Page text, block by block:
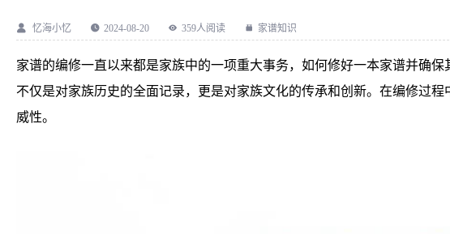
忆海小忆 2024-08-20 359人阅读 家谱知识
家谱的编修一直以来都是家族中的一项重大事务，如何修好一本家谱并确
不仅是对家族历史的全面记录，更是对家族文化的传承和创新。在编修过
威性。